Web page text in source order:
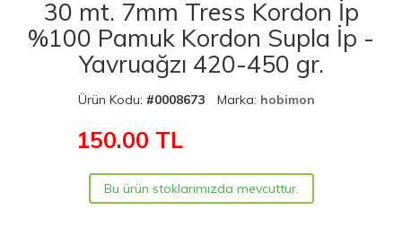
30 mt. 7mm Tress Kordon İp
%100 Pamuk Kordon Supla İp -
Yavruağzı 420-450 gr.
Ürün Kodu: #0008673 Marka: hobimon
150.00 TL
Bu ürün stoklarımızda mevcuttur.